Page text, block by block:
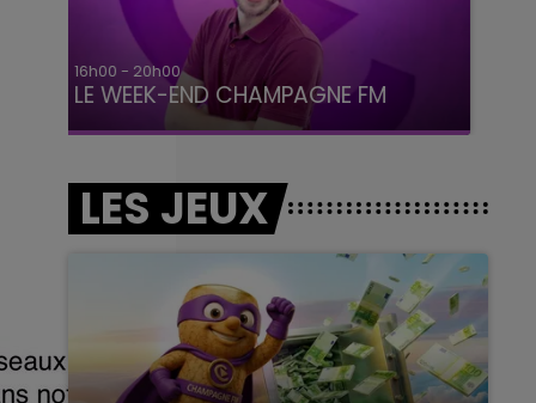
7h00 - 12h00
LE WEEK-END CHAMPAGNE FM
LES JEUX